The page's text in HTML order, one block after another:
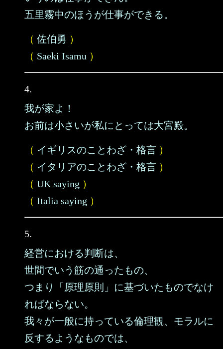
五里霧中のほうが仕事ができる。
（ 佐伯勇 ）
（ Saeki Isamu ）
4.
我が家よ！
お前は小さいが私にとっては大宮殿。
（ イギリスのことわざ・格言 ）
（ イタリアのことわざ・格言 ）
（ UK saying ）
（ Italia saying ）
5.
経営における判断は、
世間でいう筋の通ったもの、
つまり「原理原則」に基づいたものでなけ
ればならない。
我々が一般に持っている倫理観、モラルに
反するようなものでは、